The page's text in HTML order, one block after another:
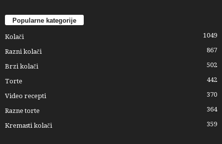
Popularne kategorije
Kolači 1049
Razni kolači 867
Brzi kolači 502
Torte 442
Video recepti 370
Razne torte 364
Kremasti kolači 359